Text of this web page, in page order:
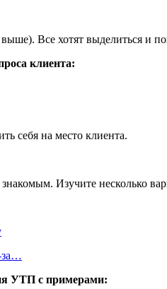
Все хотят выделиться и
клиента:
себя на место клиента.
Изучите несколько
за…
УТП с примерами: